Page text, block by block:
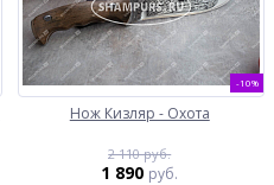
-10%
Нож Кизляр - Охота
2 110 руб.
1 890 руб.